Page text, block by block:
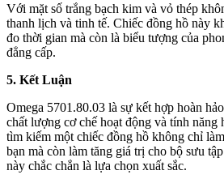
Với mặt số trắng bạch kim và vỏ thép
thanh lịch và tinh tế. Chiếc đồng hồ này
đo thời gian mà còn là biểu tượng của
đẳng cấp.
5. Kết Luận
Omega 5701.80.03 là sự kết hợp hoàn
chất lượng cơ chế hoạt động và tính năng
tìm kiếm một chiếc đồng hồ không chỉ
bạn mà còn làm tăng giá trị cho bộ sưu
này chắc chắn là lựa chọn xuất sắc.